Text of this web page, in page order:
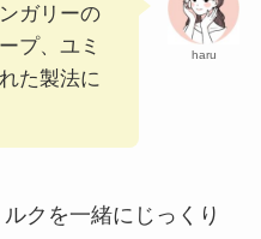
haru
ガリーの
プ、ユミ
た製法に
クを一緒にじっくり